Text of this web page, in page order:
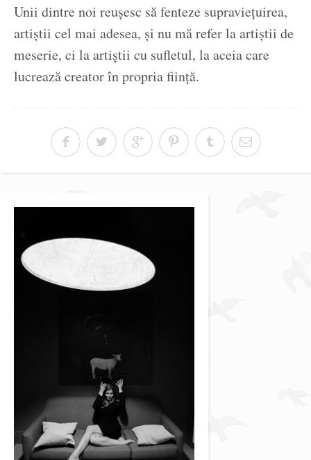
Unii dintre noi reușesc să fenteze supraviețuirea,
artiștii cel mai adesea, și nu mă refer la artiștii de
meserie, ci la artiștii cu sufletul, la aceia care
lucrează creator în propria ființă.